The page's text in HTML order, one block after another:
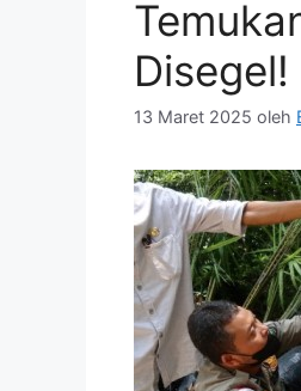
Disegel!
13 Maret 2025 oleh